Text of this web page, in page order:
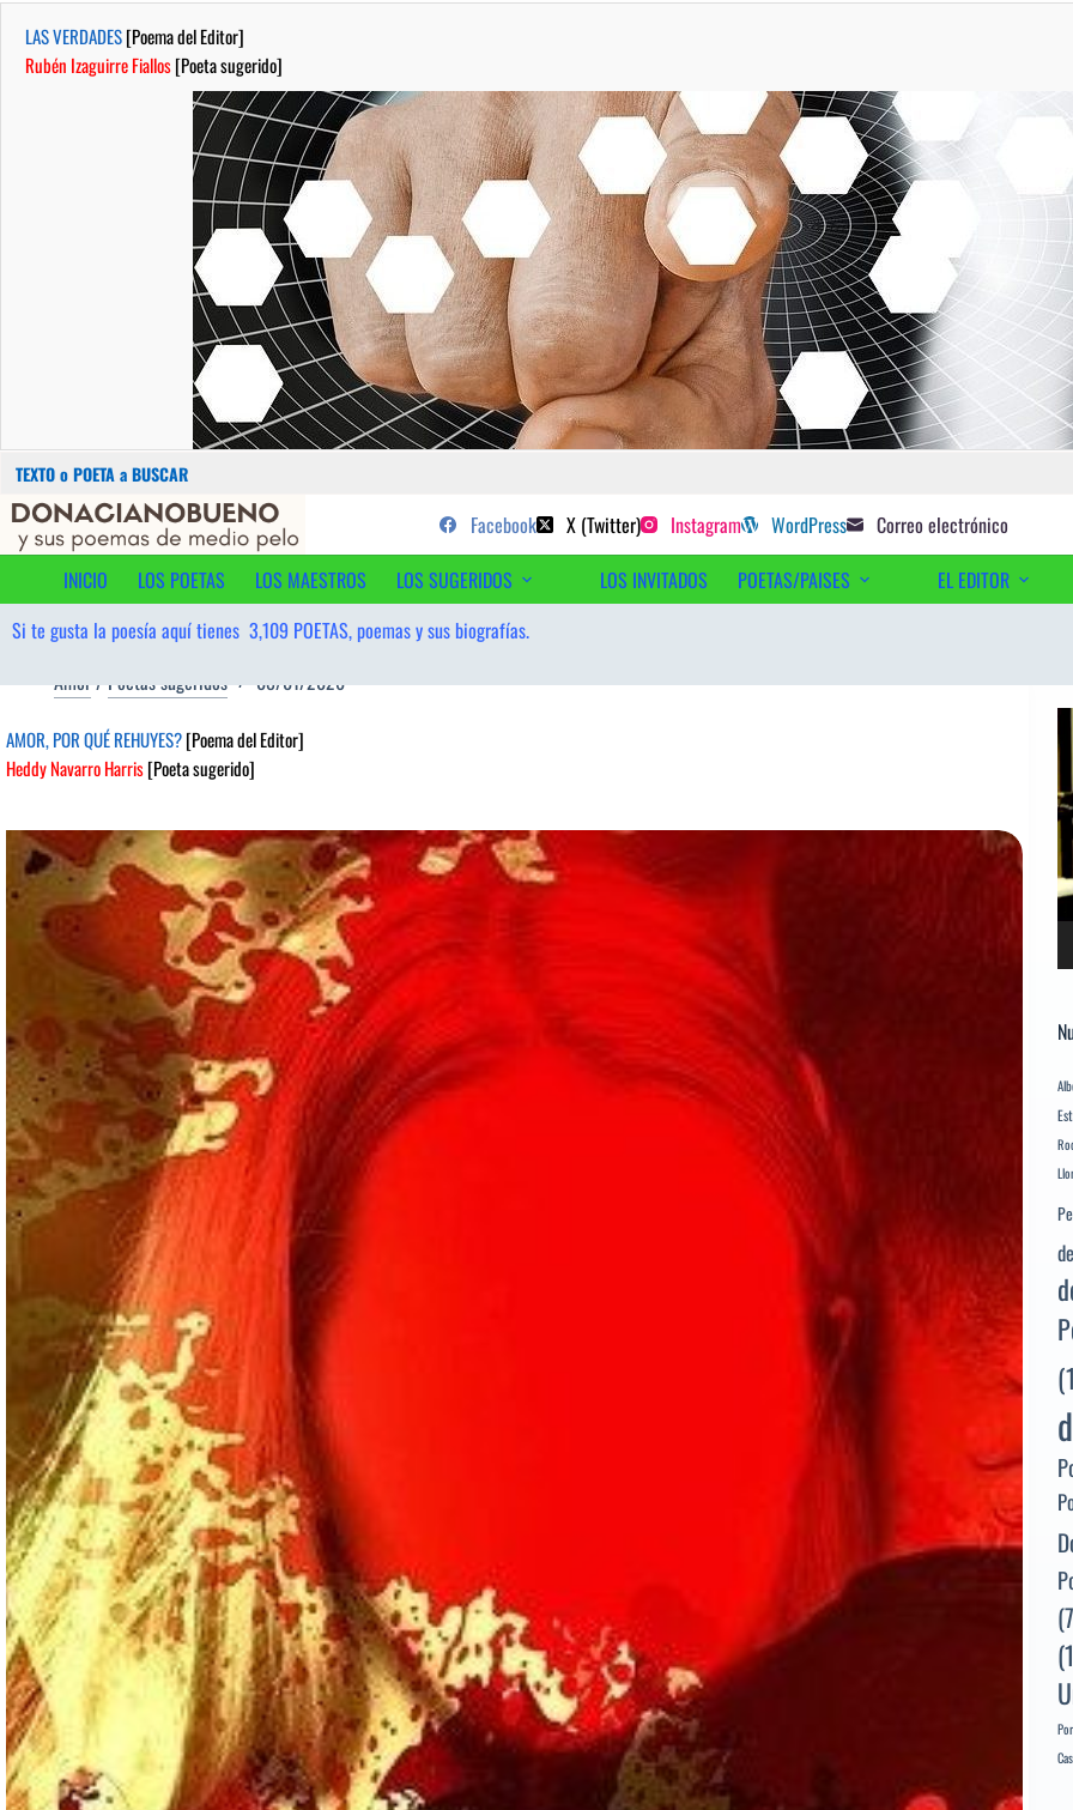
LAS VERDADES[Poema del Editor]
Rubén Izaguirre Fiallos[Poeta sugerido]
Buscar:
Saltar
contenido
...sus poemas de medio pelo y poetas sugeridos
Facebook X (Twitter) Instagram WordPress Correo electrónico
INICIO
LOS POETAS LOS MAESTROS LOS SUGERIDOS LOS INVITADOS POETAS/PAISES EL EDITOR
Si te gusta la poesía aquí tienes 3,109 POETAS, poemas y sus biografías.
Amor/Poetas sugeridos 08/01/2026
AMOR, POR QUÉ REHUYES?[Poema del Editor]
Heddy Navarro Harris[Poeta sugerido]
de